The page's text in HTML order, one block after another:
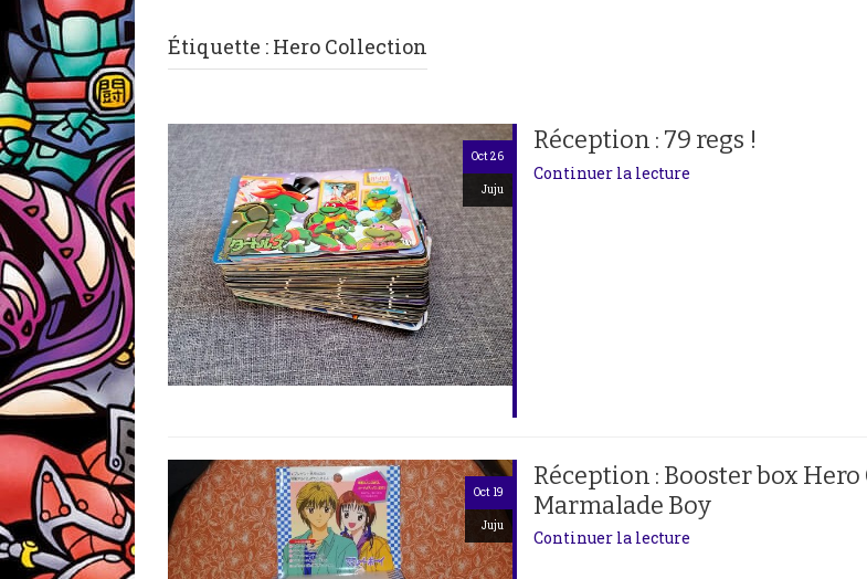
Étiquette : Hero Collection
Oct 26
Juju
Réception : 79 regs !
Continuer la lecture
Oct 19
Juju
Réception : Booster box
Marmalade Boy
Continuer la lecture